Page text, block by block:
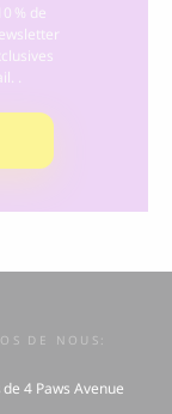
% de
.
DE NOUS:
4 Paws Avenue